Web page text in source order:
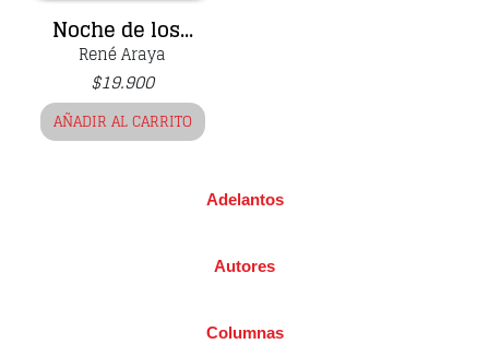
Noche de los...
$19.900
René Araya
AÑADIR AL CARRITO
Adelantos
Autores
Columnas